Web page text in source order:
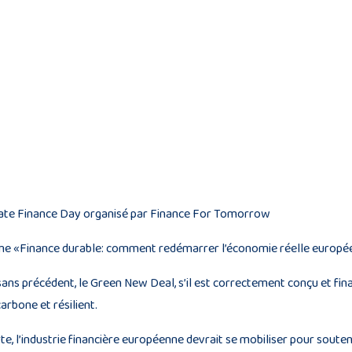
Finance Day organisé par Finance For Tomorrow
«Finance durable: comment redémarrer l’économie réelle
précédent, le Green New Deal, s’il est correctement conçu et
et résilient.
l’industrie financière européenne devrait se mobiliser pour